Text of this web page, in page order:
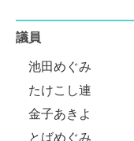
議員
池田めぐみ
たけこし連
金子あきよ
とばめぐみ